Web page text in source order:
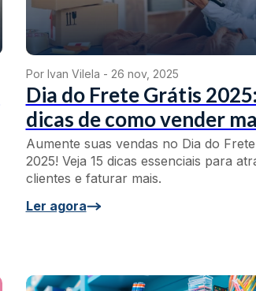
Por Ivan Vilela - 26 nov, 2025
Dia do Frete Grátis
dicas de como vender
Aumente suas vendas no Dia do
2025! Veja 15 dicas essenciais para
clientes e faturar mais.
Ler agora